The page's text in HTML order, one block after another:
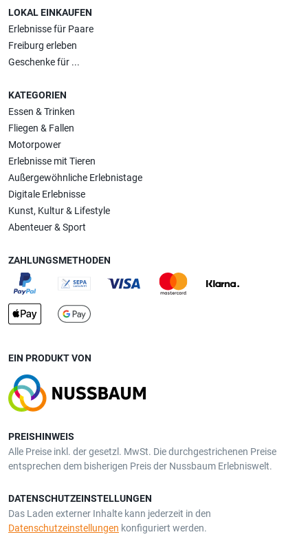
LOKAL EINKAUFEN
Erlebnisse für Paare
Freiburg erleben
Geschenke für ...
KATEGORIEN
Essen & Trinken
Fliegen & Fallen
Motorpower
Erlebnisse mit Tieren
Außergewöhnliche Erlebnistage
Digitale Erlebnisse
Kunst, Kultur & Lifestyle
Abenteuer & Sport
ZAHLUNGSMETHODEN
EIN PRODUKT VON
PREISHINWEIS
Alle Preise inkl. der gesetzl. MwSt. Die durchgestrichenen Preise
entsprechen dem bisherigen Preis der Nussbaum Erlebniswelt.
DATENSCHUTZEINSTELLUNGEN
Das Laden externer Inhalte kann jederzeit in den
Datenschutzeinstellungen konfiguriert werden.